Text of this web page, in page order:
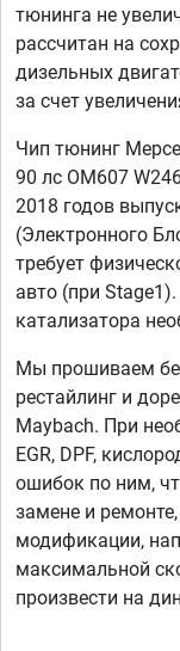
тюнинга не
рассчитан на
дизельных
за счет
Чип тюнинг
90 лс OM607
2018 годов
(Электронного
требует
авто (при
катализатора
Мы прошиваем
рестайлинг и
Maybach. При
EGR, DPF,
ошибок по ним,
замене и
модификации,
максимальной
произвести на